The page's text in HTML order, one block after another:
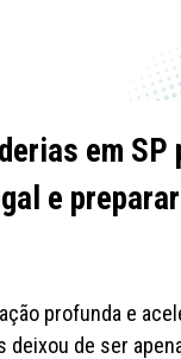
em
e
profunda e
de ser